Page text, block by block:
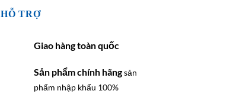
HỖ TRỢ
Giao hàng toàn quốc
Sản phẩm chính hãngsản
phẩm nhập khẩu 100%